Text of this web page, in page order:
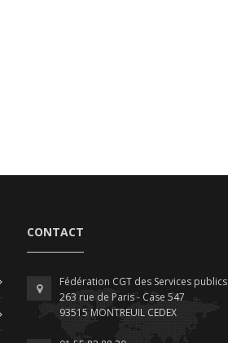
CONTACT
Fédération CGT des Services publics
263 rue de Paris - Case 547
93515 MONTREUIL CEDEX